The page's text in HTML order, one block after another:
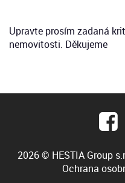
Upravte prosím zadaná
nemovitosti. Děkujeme
2026 © HESTIA Group
Ochrana